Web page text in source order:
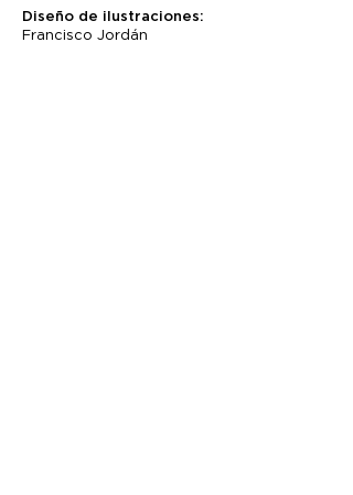
Diseño de ilustraciones:
Francisco Jordán